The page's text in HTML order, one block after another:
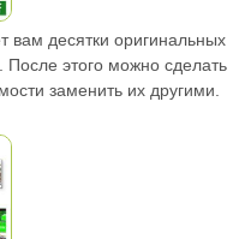
вам десятки оригинальных
После этого можно сделать
заменить их другими.